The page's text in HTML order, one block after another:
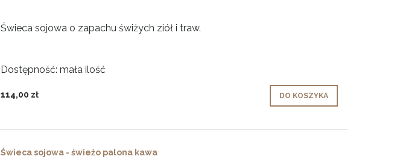
Świeca sojowa o zapachu świżych ziół i traw.
Dostępność: mała ilość
114,00 zł DO KOSZYKA
Świeca sojowa - świeżo palona kawa